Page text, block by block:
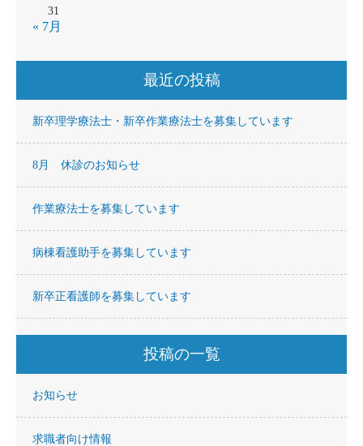
31
« 7月
最近の投稿
新卒理学療法士・新卒作業療法士を募集しています
8月 休診のお知らせ
作業療法士を募集しています
病棟看護助手を募集しています
新卒正看護師を募集しています
投稿の一覧
お知らせ
求職者向け情報